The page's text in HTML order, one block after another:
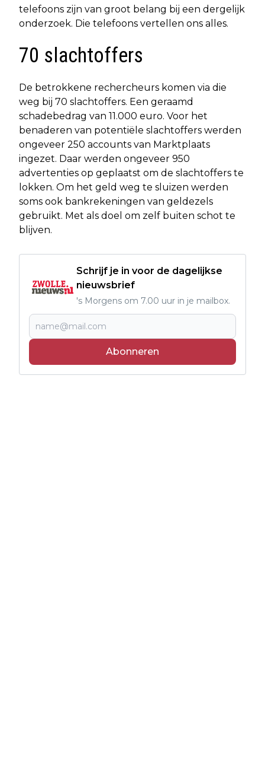
telefoons zijn van groot belang bij een dergelijk
onderzoek. Die telefoons vertellen ons alles.
70 slachtoffers
De betrokkene rechercheurs komen via die
weg bij 70 slachtoffers. Een geraamd
schadebedrag van 11.000 euro. Voor het
benaderen van potentiële slachtoffers werden
ongeveer 250 accounts van Marktplaats
ingezet. Daar werden ongeveer 950
advertenties op geplaatst om de slachtoffers te
lokken. Om het geld weg te sluizen werden
soms ook bankrekeningen van geldezels
gebruikt. Met als doel om zelf buiten schot te
blijven.
Schrijf je in voor de dagelijkse
nieuwsbrief
's Morgens om 7.00 uur in je mailbox.
Abonneren